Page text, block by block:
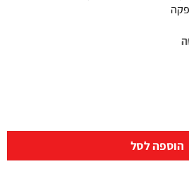
הוספה לסל